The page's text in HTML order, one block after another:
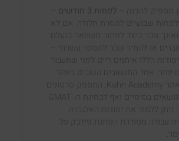
מספיק להכנה –לפחות 3 חודשים
לפחות שבועיים להסרת חלודה. אם לא
זוכר כיצד לפתור משוואה בנעלם
או להמיר שבר למספר עשרוני –
הללו איתנים דיים לפני שתעבור
יותר. אחד המשאבים הטובים ביותר
ותרגול בחינם לנושאים בסיסיים ואף לבחינת ה- GMAT
ללמוד את יסודות האלגברה
עבודה מסודרת הנותנת פידבק על